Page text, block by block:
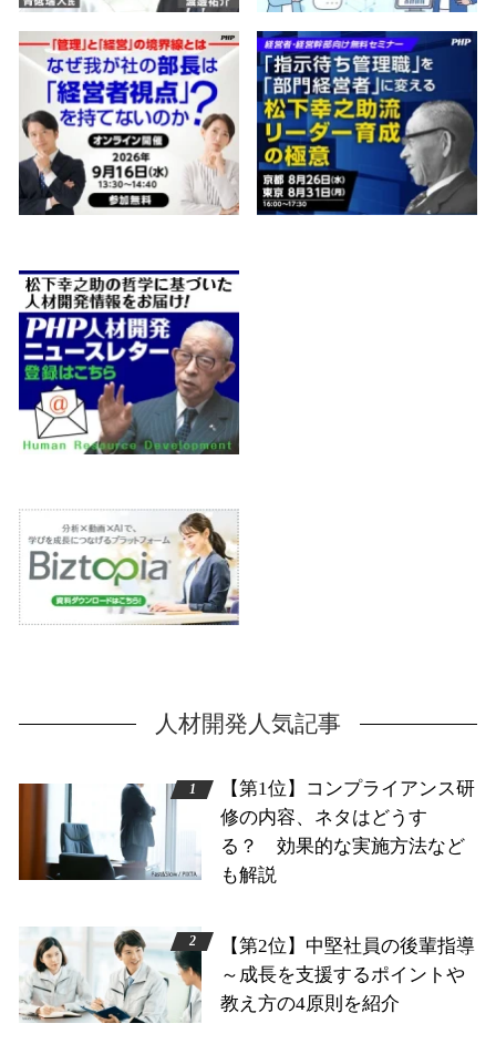
人材開発人気記事
【第1位】コンプライアンス研
修の内容、ネタはどうす
る？ 効果的な実施方法など
も解説
【第2位】中堅社員の後輩指導
～成長を支援するポイントや
教え方の4原則を紹介